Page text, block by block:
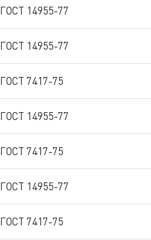
ГОСТ 14955-77
ГОСТ 14955-77
ГОСТ 7417-75
ГОСТ 14955-77
ГОСТ 7417-75
ГОСТ 14955-77
ГОСТ 7417-75